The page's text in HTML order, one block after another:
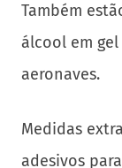
Também
álcool em
aeronaves.
Medidas
adesivos